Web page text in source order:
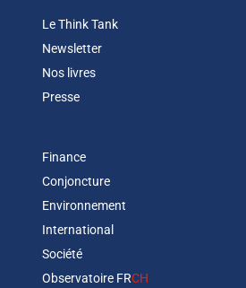
Le Think Tank
Newsletter
Nos livres
Presse
Finance
Conjoncture
Environnement
International
Société
Observatoire FRCH